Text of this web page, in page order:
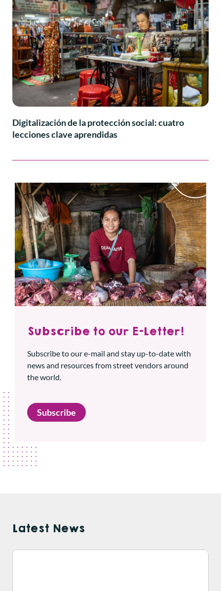
Digitalización de la protección social: cuatro
lecciones clave aprendidas
Subscribe to our E-Letter!
Subscribe to our e-mail and stay up-to-date with
news and resources from street vendors around
the world.
Subscribe
Latest News